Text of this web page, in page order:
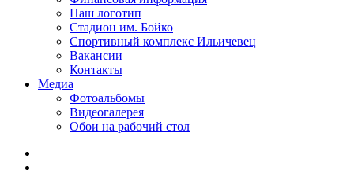
Наш логотип
Стадион им. Бойко
Спортивный комплекс Ильичевец
Вакансии
Контакты
Медиа
Фотоальбомы
Видеогалерея
Обои на рабочий стол